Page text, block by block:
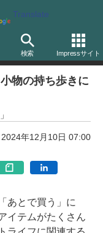
Translate
検索 Impressサイト
物の持ち歩きに
2024年12月10日 07:00
あとで買う」に
イテムがたくさん